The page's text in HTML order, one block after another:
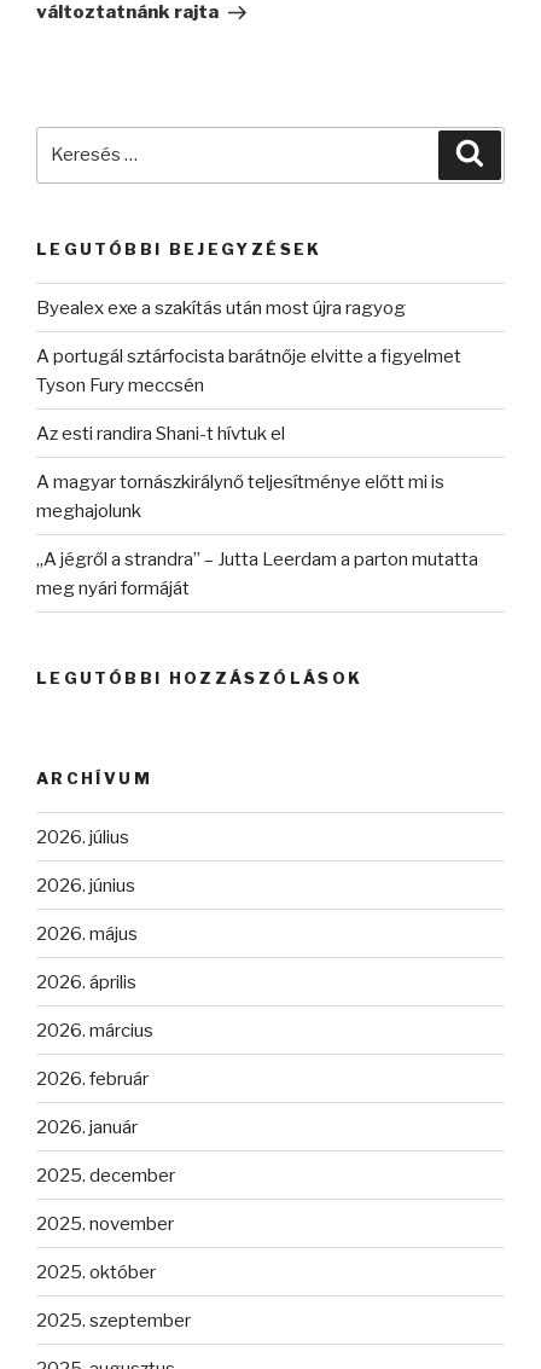
változtatnánk rajta
LEGUTÓBBI BEJEGYZÉSEK
Byealex exe a szakítás után most újra ragyog
A portugál sztárfocista barátnője elvitte a figyelmet
Tyson Fury meccsén
Az esti randira Shani-t hívtuk el
A magyar tornászkirálynő teljesítménye előtt mi is
meghajolunk
„A jégről a strandra” – Jutta Leerdam a parton mutatta
meg nyári formáját
LEGUTÓBBI HOZZÁSZÓLÁSOK
ARCHÍVUM
2026. július
2026. június
2026. május
2026. április
2026. március
2026. február
2026. január
2025. december
2025. november
2025. október
2025. szeptember